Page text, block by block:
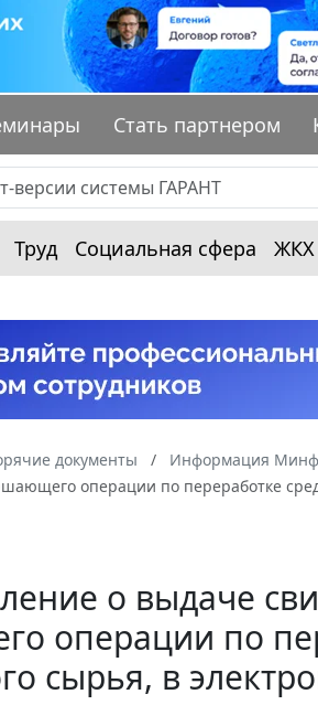
Стать партнером
Труд Социальная сфера ЖКХ
документы Информация
операции по переработке
о выдаче
операции по
сырья, в